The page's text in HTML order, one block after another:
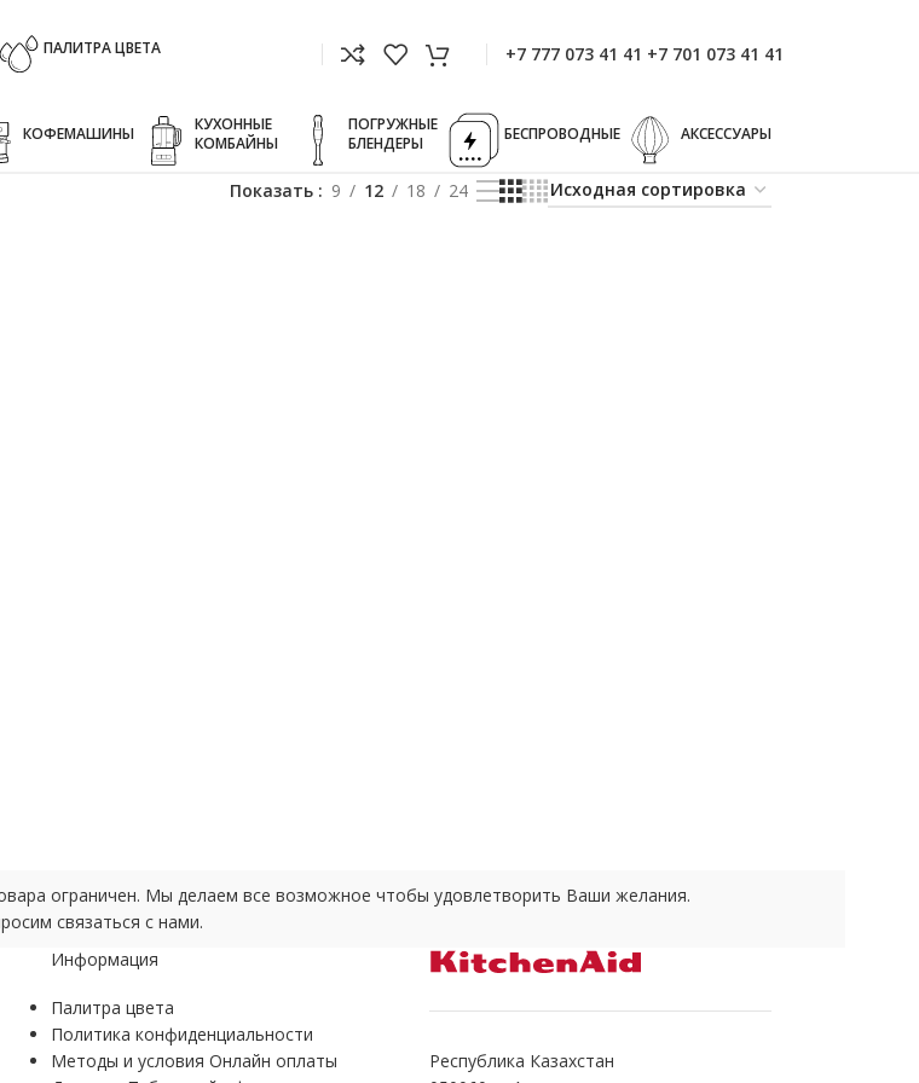
ПАЛИТРА ЦВЕТА +7 777 073 41 41 +7 701 073 41 41
КОФЕМАШИНЫ
КУХОННЫЕ
КОМБАЙНЫ
ПОГРУЖНЫЕ
БЛЕНДЕРЫ
БЕСПРОВОДНЫЕ АКСЕССУАРЫ
Показать 9 12 18 24
ограничен. Мы делаем все возможное чтобы удовлетворить Ваши желания.
связаться с нами.
Информация
Палитра цвета
Политика конфиденциальности
Методы и условия Онлайн оплаты
Республика Казахстан